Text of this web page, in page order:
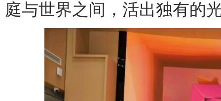
庭与世界之间，活出独有的